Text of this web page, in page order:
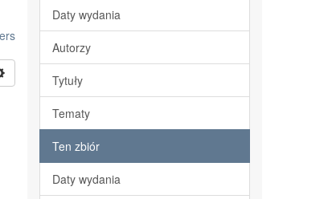
Daty wydania
Autorzy
Tytuły
Tematy
Ten zbiór
Daty wydania